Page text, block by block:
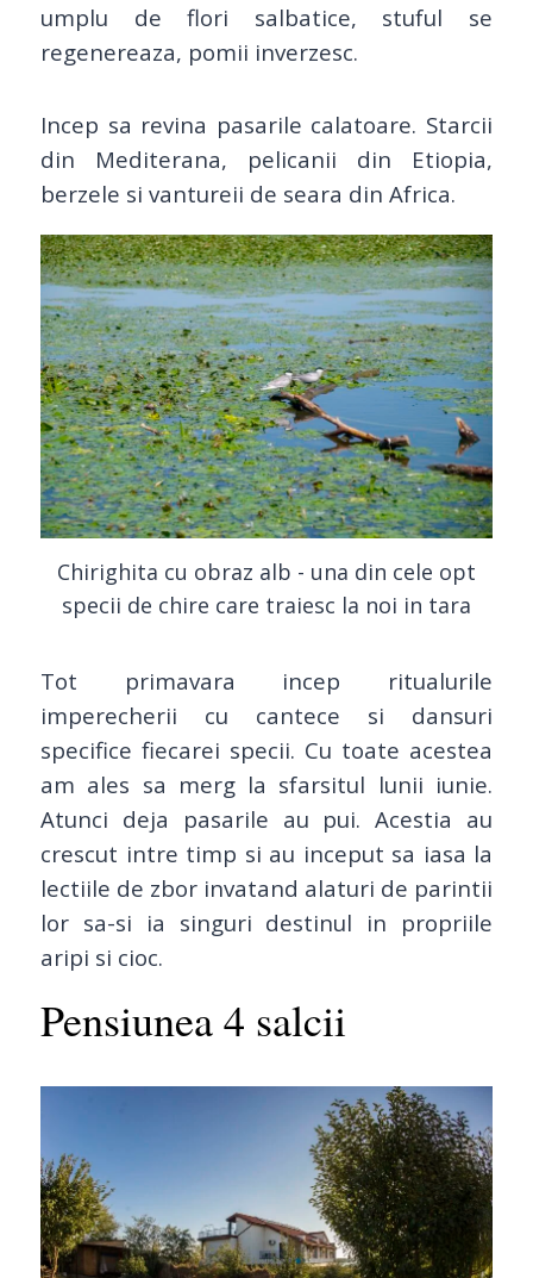
umplu de flori salbatice, stuful se
regenereaza, pomii inverzesc.
Incep sa revina pasarile calatoare. Starcii
din Mediterana, pelicanii din Etiopia,
berzele si vantureii de seara din Africa.
Chirighita cu obraz alb - una din cele opt
specii de chire care traiesc la noi in tara
Tot primavara incep ritualurile
imperecherii cu cantece si dansuri
specifice fiecarei specii. Cu toate acestea
am ales sa merg la sfarsitul lunii iunie.
Atunci deja pasarile au pui. Acestia au
crescut intre timp si au inceput sa iasa la
lectiile de zbor invatand alaturi de parintii
lor sa-si ia singuri destinul in propriile
aripi si cioc.
Pensiunea 4 salcii